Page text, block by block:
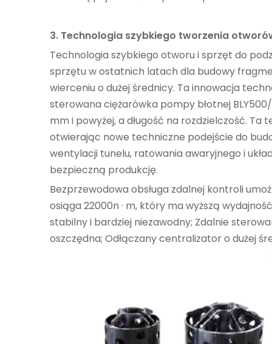
3. Technologia szybkiego tworzenia
Technologia szybkiego otworu i sprzęt do
sprzętu w ostatnich latach dla budowy
wierceniu o dużej średnicy. Ta innowacja
sterowana ciężarówka pompy błotnej
mm i powyżej, a długość na rozdzielczość.
otwierając nowe techniczne podejście do
wentylacji tunelu, ratowania awaryjnego i
bezpieczną produkcję.
Bezprzewodowa obsługa zdalnej kontroli
osiąga 22000n · m, który ma wyższą
stabilny i bardziej niezawodny; Zdalnie
oszczędna; Odłączany centralizator o dużej